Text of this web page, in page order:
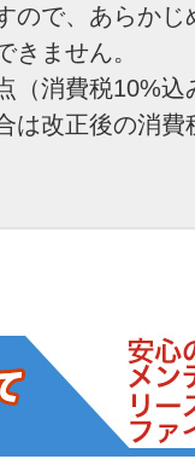
ので、あらか
きません。
（消費税10%
は改正後の消費